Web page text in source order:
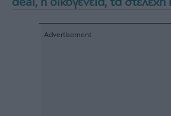
deal, η οικογένεια, τα στελέχη